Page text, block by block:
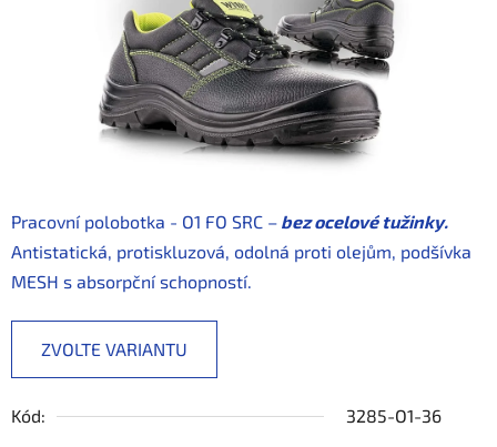
Pracovní polobotka - O1 FO SRC – bez ocelové tužinky.
Antistatická, protiskluzová, odolná proti olejům, podšívka
MESH s absorpční schopností.
ZVOLTE VARIANTU
Kód: 3285-O1-36